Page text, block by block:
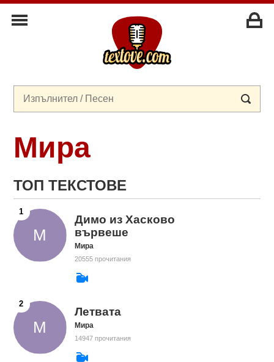
Мира
ТОП ТЕКСТОВЕ
Димо из Хасково
вървеше
Мира
20555 прочитания
Летвата
Мира
14947 прочитания